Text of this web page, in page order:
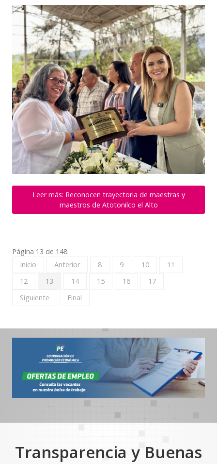
Leer más: Reconocen trayectoria de maestras y
maestros de Atotonilco el Alto
Página 13 de 148
Inicio
Anterior 8 9 10
11
12
13 14 15 16
17
Siguiente
Final
Transparencia y Buenas